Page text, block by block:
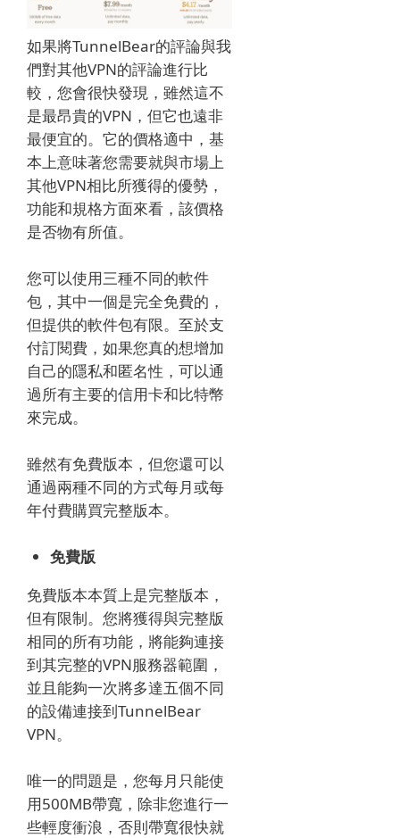
如果將TunnelBear的評論與我
們對其他VPN的評論進行比
較，您會很快發現，雖然這不
是最昂貴的VPN，但它也遠非
最便宜的。 它的價格適中，基
本上意味著您需要就與市場上
其他VPN相比所獲得的優勢，
功能和規格方面來看，該價格
是否物有所值。
您可以使用三種不同的軟件
包，其中一個是完全免費的，
但提供的軟件包有限。 至於支
付訂閱費，如果您真的想增加
自己的隱私和匿名性，可以通
過所有主要的信用卡和比特幣
來完成。
雖然有免費版本，但您還可以
通過兩種不同的方式每月或每
年付費購買完整版本。
免費版
免費版本本質上是完整版本，
但有限制。 您將獲得與完整版
相同的所有功能，將能夠連接
到其完整的VPN服務器範圍，
並且能夠一次將多達五個不同
的設備連接到TunnelBear
VPN。
唯一的問題是，您每月只能使
用500MB帶寬，除非您進行一
些輕度衝浪，否則帶寬很快就